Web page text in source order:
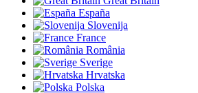
España
Slovenija
France
România
Sverige
Hrvatska
Polska